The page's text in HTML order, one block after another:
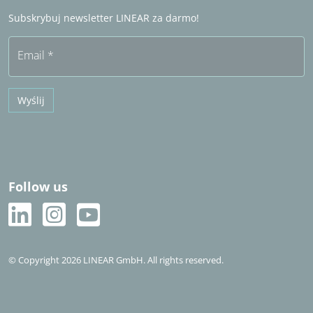
Bezpłatny okres próbny
Subskrybuj newsletter LINEAR za darmo!
Email *
Wyślij
Follow us
© Copyright 2026 LINEAR GmbH. All rights reserved.